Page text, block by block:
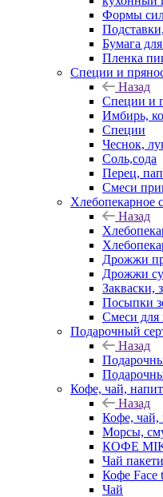
Формы
Бумага
Пленка
Специи и
Назад
Специи и
Имбирь,
Специи
Чеснок,
Соль,сода
Перец,
Смеси
Хлебопекарное
Назад
Дрожжи
Дрожжи
Закваски,
Посыпки
Смеси для
Подарочный
Назад
Кофе, чай,
Назад
Кофе, чай,
Морсы,
КОФЕ
Чай
Кофе Face
Чай